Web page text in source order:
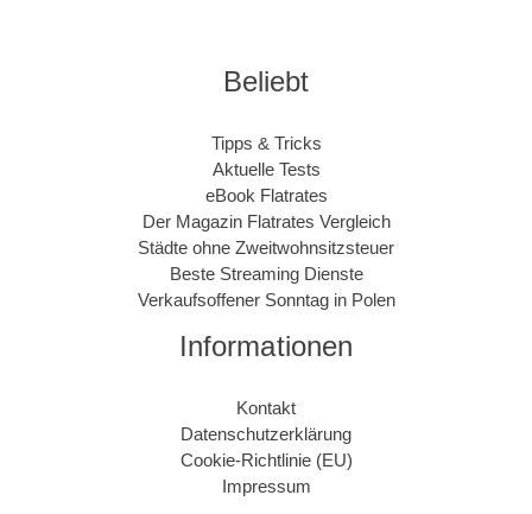
Beliebt
Tipps & Tricks
Aktuelle Tests
eBook Flatrates
Der Magazin Flatrates Vergleich
Städte ohne Zweitwohnsitzsteuer
Beste Streaming Dienste
Verkaufsoffener Sonntag in Polen
Informationen
Kontakt
Datenschutzerklärung
Cookie-Richtlinie (EU)
Impressum